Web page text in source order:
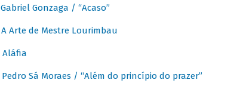
Gabriel Gonzaga / “Acaso”
A Arte de Mestre Lourimbau
Aláfia
Pedro Sá Moraes / “Além do princípio do prazer”